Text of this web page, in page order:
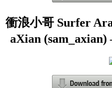
衝浪小哥 Surfer
aXian